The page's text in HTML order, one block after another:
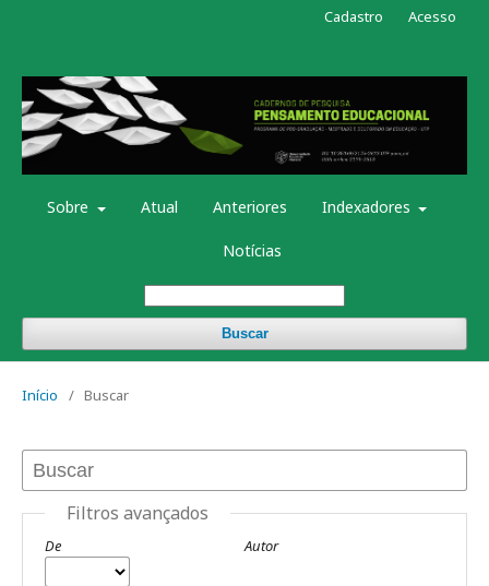
Sobre Atual Anteriores Indexadores
Notícias
Buscar
Cadastro Acesso
Início / Buscar
Filtros avançados
De Autor